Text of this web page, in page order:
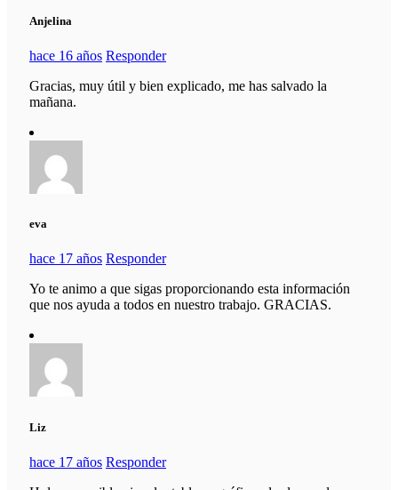
Anjelina
hace 16 años Responder
Gracias, muy útil y bien explicado, me has salvado la
mañana.
eva
hace 17 años Responder
Yo te animo a que sigas proporcionando esta información
que nos ayuda a todos en nuestro trabajo. GRACIAS.
Liz
hace 17 años Responder